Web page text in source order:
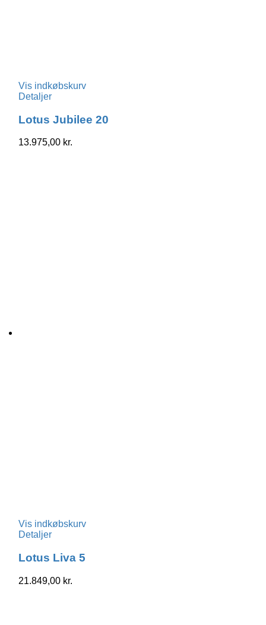
Vis indkøbskurv
Detaljer
Lotus Jubilee 20
13.975,00 kr.
Vis indkøbskurv
Detaljer
Lotus Liva 5
21.849,00 kr.